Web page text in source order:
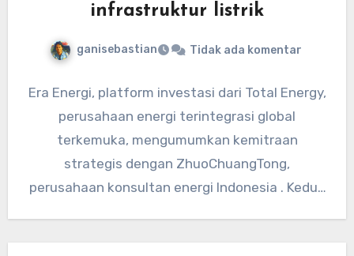
infrastruktur listrik
ganisebastian Tidak ada komentar
Era Energi, platform investasi dari Total Energy,
perusahaan energi terintegrasi global
terkemuka, mengumumkan kemitraan
strategis dengan ZhuoChuangTong,
perusahaan konsultan energi Indonesia . Kedua